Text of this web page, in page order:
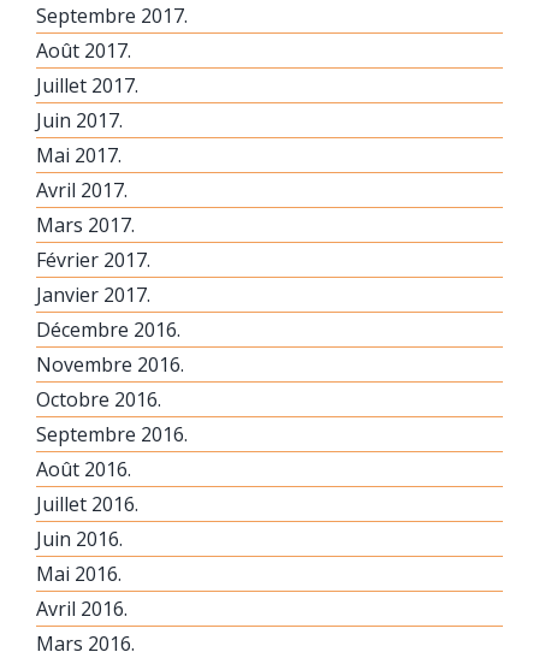
Septembre 2017.
Août 2017.
Juillet 2017.
Juin 2017.
Mai 2017.
Avril 2017.
Mars 2017.
Février 2017.
Janvier 2017.
Décembre 2016.
Novembre 2016.
Octobre 2016.
Septembre 2016.
Août 2016.
Juillet 2016.
Juin 2016.
Mai 2016.
Avril 2016.
Mars 2016.